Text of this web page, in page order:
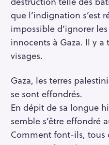
que l’indignation s’est
impossible d’ignorer
innocents à Gaza. Il y
visages.
Gaza, les terres
se sont effondrés.
En dépit de sa longue
semble s’être effondré
Comment font-ils, tous
c
h
e
r
h
e
r